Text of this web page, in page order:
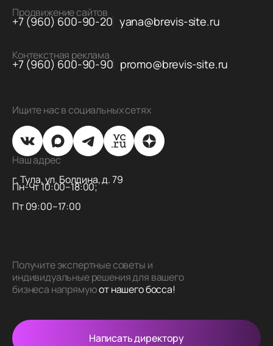
Получите экспертные советы и
индивидуальные решения для вашего
бизнеса напрямуюот нашего босса!
Написать директору
Ищите нас в социальных сетях
Наш адрес
г. Тула, ул. Болдина, д. 79
Пн-Чт 10:00–18:00;
Пт 09:00–17:00
Продвижение сайтов
+7 (960) 600-90-20 yana@brevis-site.ru
Контекстная реклама
+7 (960) 600-90-90 promo@brevis-site.ru